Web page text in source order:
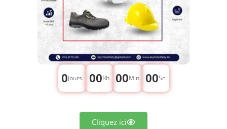
0Jours 00Rh 00Min 00Sc
Cliquez ici